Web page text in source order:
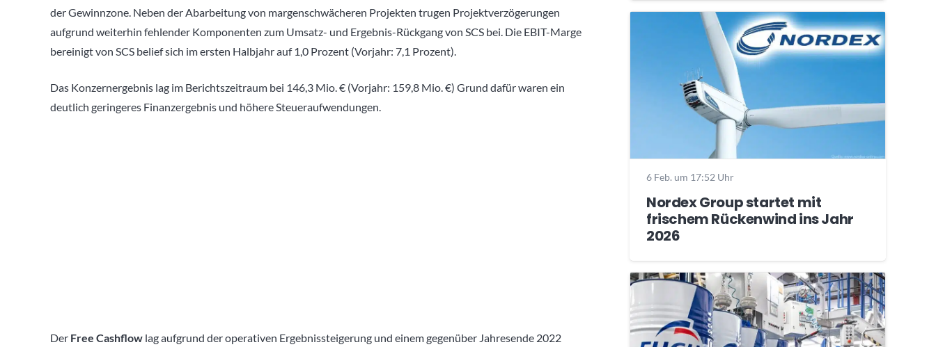
der Gewinnzone. Neben der Abarbeitung von margenschwächeren Projekten trugen Projektverzögerungen
aufgrund weiterhin fehlender Komponenten zum Umsatz- und Ergebnis-Rückgang von SCS bei. Die EBIT-Marge
bereinigt von SCS belief sich im ersten Halbjahr auf 1,0 Prozent (Vorjahr: 7,1 Prozent).
Das Konzernergebnis lag im Berichtszeitraum bei 146,3 Mio. € (Vorjahr: 159,8 Mio. €) Grund dafür waren ein
deutlich geringeres Finanzergebnis und höhere Steueraufwendungen.
Der Free Cashflow lag aufgrund der operativen Ergebnissteigerung und einem gegenüber Jahresende 2022
6 Feb. um 17:52 Uhr
Nordex Group startet mit
frischem Rückenwind ins Jahr
2026